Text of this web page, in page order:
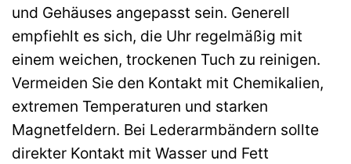
und Gehäuses angepasst sein. Generell
empfiehlt es sich, die Uhr regelmäßig mit
einem weichen, trockenen Tuch zu reinigen.
Vermeiden Sie den Kontakt mit Chemikalien,
extremen Temperaturen und starken
Magnetfeldern. Bei Lederarmbändern sollte
direkter Kontakt mit Wasser und Fett